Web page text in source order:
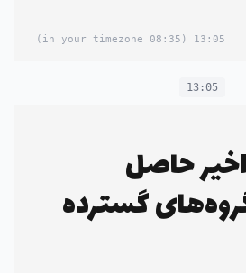
13:05
(08:35 in your timezone)
13:05
حاصل
گسترده‌